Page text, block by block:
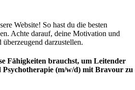
Website! So hast du die besten
Achte darauf, deine Motivation und
darzustellen.
Fähigkeiten brauchst, um Leitender
(m/w/d) mit Bravour zu